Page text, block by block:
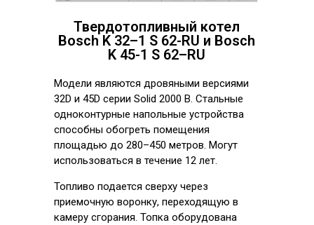
Твердотопливный котел
Bosch K 32–1 S 62-RU и Bosch
K 45-1 S 62–RU
Модели являются дровяными версиями
32D и 45D серии Solid 2000 B. Стальные
одноконтурные напольные устройства
способны обогреть помещения
площадью до 280–450 метров. Могут
использоваться в течение 12 лет.
Топливо подается сверху через
приемочную воронку, переходящую в
камеру сгорания. Топка оборудована